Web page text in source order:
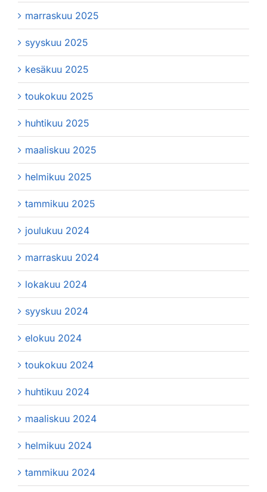
marraskuu 2025
syyskuu 2025
kesäkuu 2025
toukokuu 2025
huhtikuu 2025
maaliskuu 2025
helmikuu 2025
tammikuu 2025
joulukuu 2024
marraskuu 2024
lokakuu 2024
syyskuu 2024
elokuu 2024
toukokuu 2024
huhtikuu 2024
maaliskuu 2024
helmikuu 2024
tammikuu 2024